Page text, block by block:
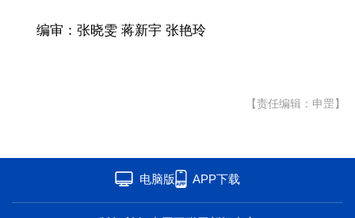
编审：张晓雯 蒋新宇 张艳玲
【责任编辑：申罡】
电脑版 APP下载